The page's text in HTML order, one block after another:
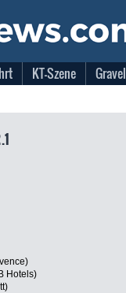
KT-Szene Gravel
Hotels)